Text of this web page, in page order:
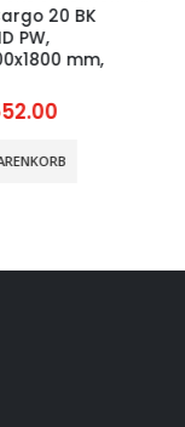
13 BK / TFD
PW Flügeltüren +
mm, 1300